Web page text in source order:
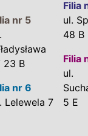
nr 5
23 B
nr 6
Lelewela 7
Filia
ul.
48 B
Filia
ul.
5 E